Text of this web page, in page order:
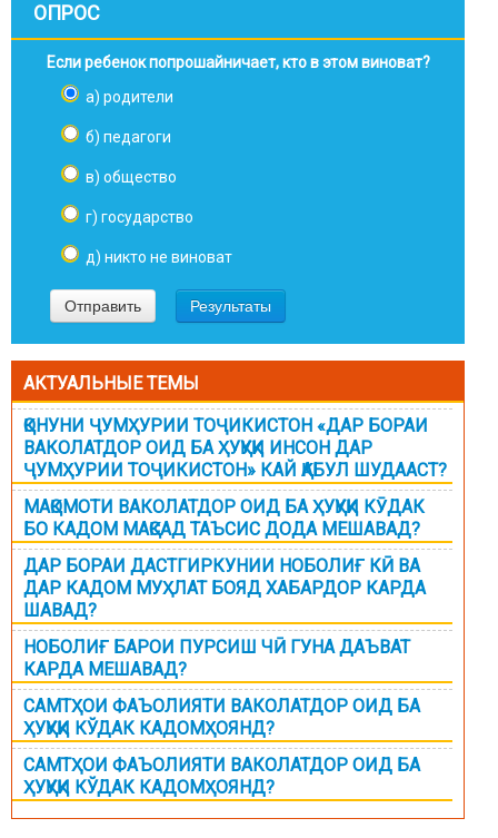
ОПРОС
Если ребенок попрошайничает, кто в этом виноват?
а) родители
б) педагоги
в) общество
г) государство
д) никто не виноват
АКТУАЛЬНЫЕ ТЕМЫ
ҚОНУНИ ҶУМҲУРИИ ТОҶИКИСТОН «ДАР БОРАИ
ВАКОЛАТДОР ОИД БА ҲУҚУҚИ ИНСОН ДАР
ҶУМҲУРИИ ТОҶИКИСТОН» КАЙ ҚАБУЛ ШУДААСТ?
МАҚОМОТИ ВАКОЛАТДОР ОИД БА ҲУҚУҚИ КӮДАК
БО КАДОМ МАҚСАД ТАЪСИС ДОДА МЕШАВАД?
ДАР БОРАИ ДАСТГИРКУНИИ НОБОЛИҒ КӢ ВА
ДАР КАДОМ МУҲЛАТ БОЯД ХАБАРДОР КАРДА
ШАВАД?
НОБОЛИҒ БАРОИ ПУРСИШ ЧӢ ГУНА ДАЪВАТ
КАРДА МЕШАВАД?
САМТҲОИ ФАЪОЛИЯТИ ВАКОЛАТДОР ОИД БА
ҲУҚУҚИ КЎДАК КАДОМҲОЯНД?
САМТҲОИ ФАЪОЛИЯТИ ВАКОЛАТДОР ОИД БА
ҲУҚУҚИ КЎДАК КАДОМҲОЯНД?